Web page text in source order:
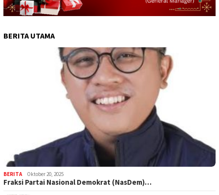
BERITA UTAMA
BERITA Oktober 20, 2025
Fraksi Partai Nasional Demokrat (NasDem)…